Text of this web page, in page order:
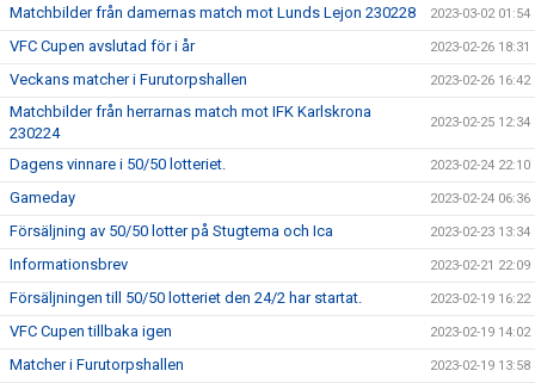
Matchbilder från damernas match mot Lunds Lejon 230228 2023-03-02 01:54
VFC Cupen avslutad för i år 2023-02-26 18:31
Veckans matcher i Furutorpshallen 2023-02-26 16:42
Matchbilder från herrarnas match mot IFK Karlskrona
230224
2023-02-25 12:34
Dagens vinnare i 50/50 lotteriet. 2023-02-24 22:10
Gameday 2023-02-24 06:36
Försäljning av 50/50 lotter på Stugtema och Ica 2023-02-23 13:34
Informationsbrev 2023-02-21 22:09
Försäljningen till 50/50 lotteriet den 24/2 har startat. 2023-02-19 16:22
VFC Cupen tillbaka igen 2023-02-19 14:02
Matcher i Furutorpshallen 2023-02-19 13:58